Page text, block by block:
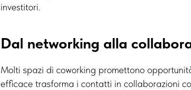
investitori.
Dal networking alla
Molti spazi di coworking promettono
efficace trasforma i contatti in collaborazioni